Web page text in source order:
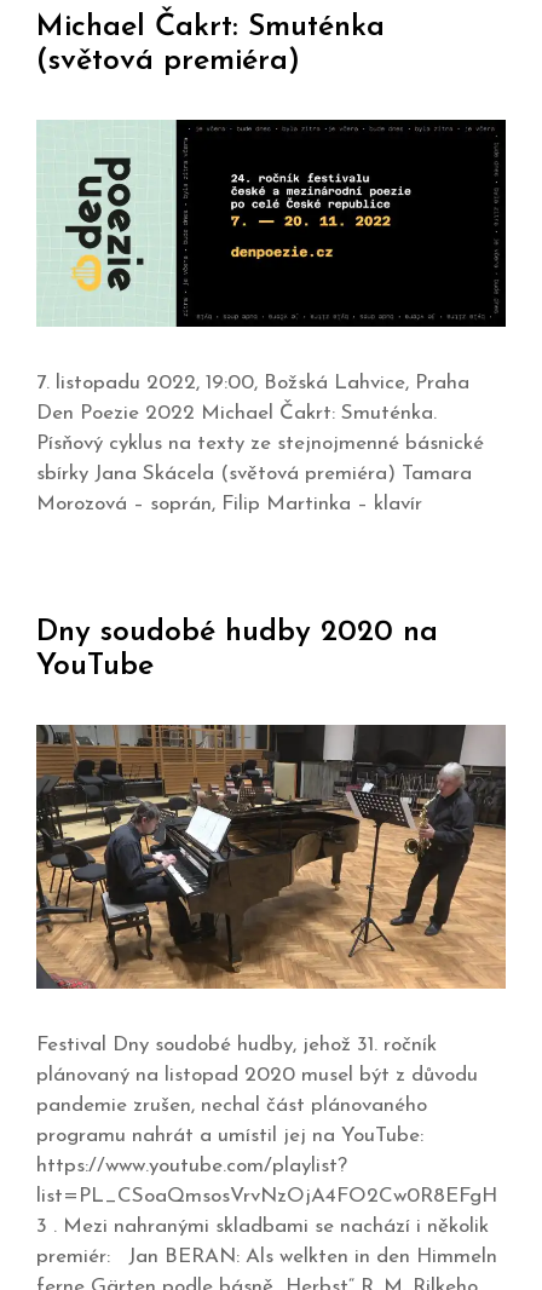
Michael Čakrt: Smuténka
(světová premiéra)
7. listopadu 2022, 19:00, Božská Lahvice, Praha
Den Poezie 2022 Michael Čakrt: Smuténka.
Písňový cyklus na texty ze stejnojmenné básnické
sbírky Jana Skácela (světová premiéra) Tamara
Morozová – soprán, Filip Martinka – klavír
Dny soudobé hudby 2020 na
YouTube
Festival Dny soudobé hudby, jehož 31. ročník
plánovaný na listopad 2020 musel být z důvodu
pandemie zrušen, nechal část plánovaného
programu nahrát a umístil jej na YouTube:
https://www.youtube.com/playlist?
list=PL_CSoaQmsosVrvNzOjA4FO2Cw0R8EFgH
3 . Mezi nahranými skladbami se nachází i několik
premiér: Jan BERAN: Als welkten in den Himmeln